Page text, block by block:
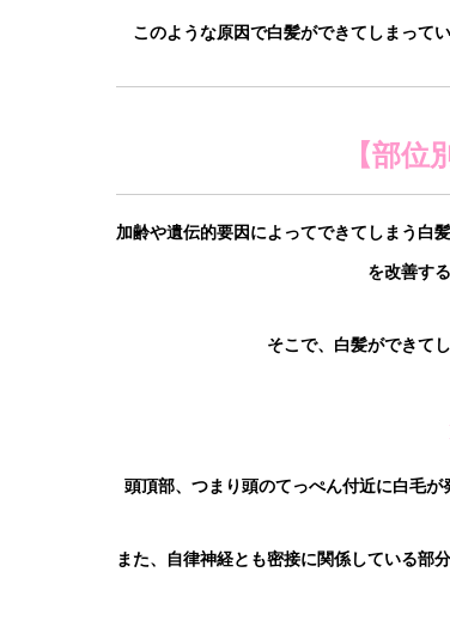
このような原因で白髪ができてしまって
【部位
加齢や遺伝的要因によってできてしまう白
を改善す
そこで、白髪ができて
頭頂部、つまり頭のてっぺん付近に白毛が
また、自律神経とも密接に関係している部